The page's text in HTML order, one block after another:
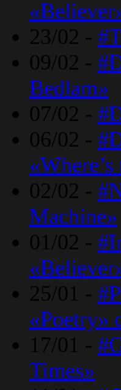
23/02 -
09/02 -
Bedlam»
07/02 -
06/02 -
02/02 -
Machine»
01/02 -
25/01 -
«Poetry»
17/01 -
Times»